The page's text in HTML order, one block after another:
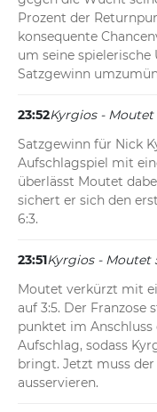
Prozent der
konsequente
um seine
Satzgewinn
23:52Kyrgios - Moutet
Satzgewinn für Nick
Aufschlagspiel mit
überlässt Moutet
sichert er sich den
6:3.
23:51Kyrgios - Moutet
Moutet verkürzt mit
auf 3:5. Der
punktet im Anschluss
Aufschlag, sodass
bringt. Jetzt muss
ausservieren.